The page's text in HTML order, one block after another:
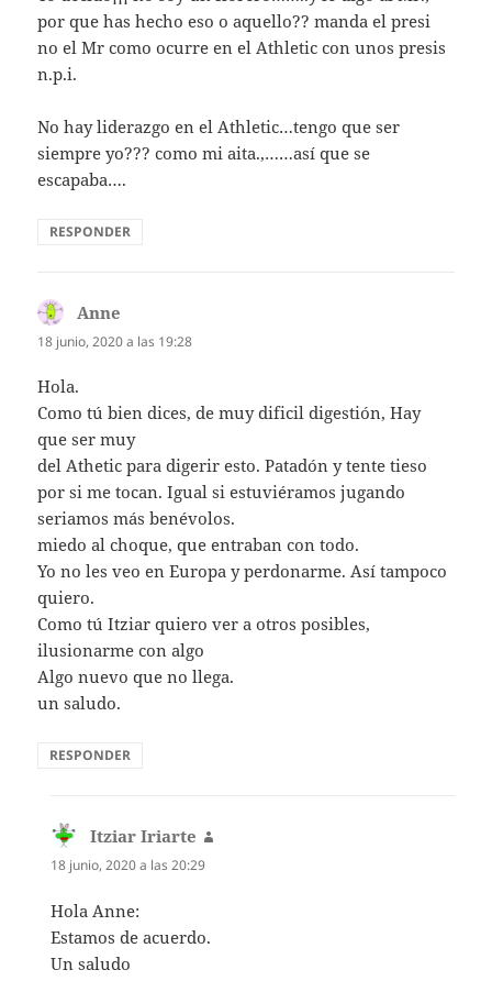
por que has hecho eso o aquello?? manda el presi
no el Mr como ocurre en el Athletic con unos presis
n.p.i.
No hay liderazgo en el Athletic…tengo que ser
siempre yo??? como mi aita.,……así que se
escapaba….
RESPONDER
Anne
18 junio, 2020 a las 19:28
Hola.
Como tú bien dices, de muy dificil digestión, Hay
que ser muy
del Athetic para digerir esto. Patadón y tente tieso
por si me tocan. Igual si estuviéramos jugando
seriamos más benévolos.
miedo al choque, que entraban con todo.
Yo no les veo en Europa y perdonarme. Así tampoco
quiero.
Como tú Itziar quiero ver a otros posibles,
ilusionarme con algo
Algo nuevo que no llega.
un saludo.
RESPONDER
Itziar Iriarte
18 junio, 2020 a las 20:29
Hola Anne:
Estamos de acuerdo.
Un saludo